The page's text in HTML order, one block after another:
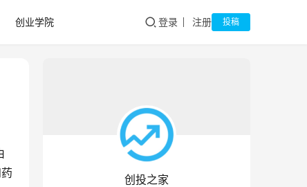
创业学院 登录 注册 投稿
创投之家